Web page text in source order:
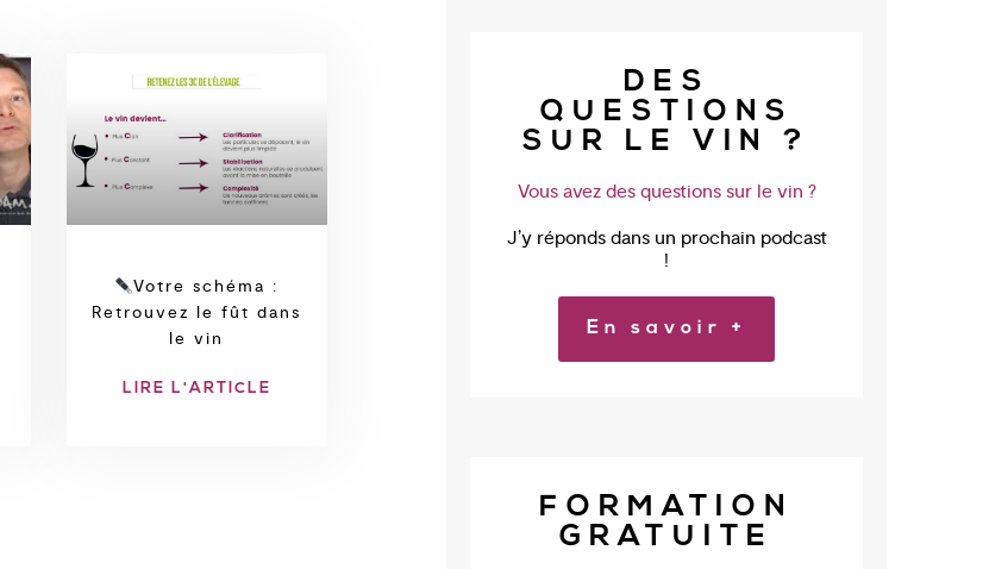
Votre schéma :
Retrouvez le fût dans
le vin
LIRE L'ARTICLE
DES
QUESTIONS
SUR LE VIN ?
Vous avez des questions sur le vin ?
J’y réponds dans un prochain podcast
!
En savoir +
FORMATION
GRATUITE